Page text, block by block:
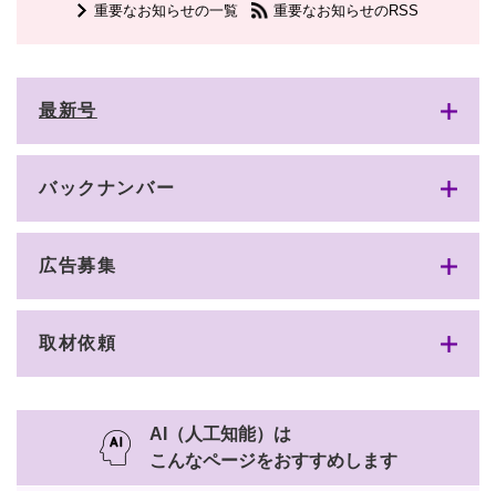
重要なお知らせの一覧 重要なお知らせのRSS
最新号
バックナンバー
広告募集
取材依頼
AI（人工知能）は
こんなページをおすすめします